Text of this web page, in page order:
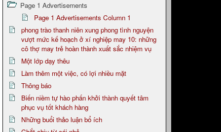
Page 1 Advertisements
Page 1 Advertisements Column 1
phong trào thanh niên xung phong tình nguyện
vượt mức kế hoạch ở xí nghiệp may 10: những
cô thợ may trẻ hoàn thành xuất sắc nhiệm vụ
Một lớp dạy thêu
Làm thêm một việc, có lợi nhiều mặt
Thông báo
Biến niềm tự hào phấn khởi thành quyết tâm
phục vụ tốt khách hàng
Những buổi thảo luận bổ ích